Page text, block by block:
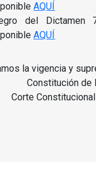
AQUÍ
del Dictamen
AQUÍ
la vigencia y
Constitución de
Corte